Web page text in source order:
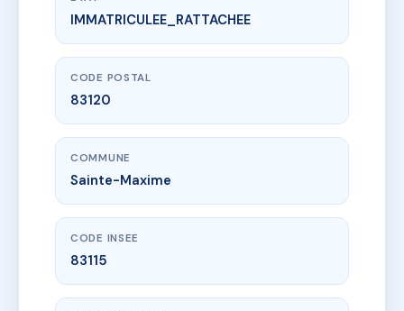
www.vme.plus/AA0352385
TOI ET MOI
22 che de la vierge noire
IMMATRICULEE_RATTACHEE
CODE POSTAL
83120
COMMUNE
Sainte-Maxime
CODE INSEE
83115